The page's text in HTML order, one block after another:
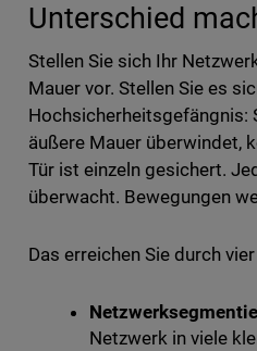
Unterschied
Stellen Sie sich Ihr
Mauer vor. Stellen Sie es
Hochsicherheitsgefängnis:
äußere Mauer überwindet,
Tür ist einzeln gesichert.
überwacht. Bewegungen
Das erreichen Sie durch
Netzwerk in viele